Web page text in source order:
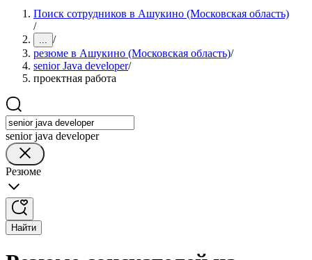
Поиск сотрудников в Ашукино (Московская область)
/
... /
резюме в Ашукино (Московская область)/
senior Java developer/
проектная работа
senior java developer
Резюме
Найти